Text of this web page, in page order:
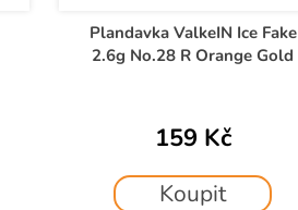
Plandavka ValkeIN Ice Fake
2.6g No.28 R Orange Gold
159 Kč
Koupit